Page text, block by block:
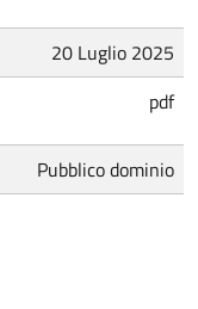
20 Luglio 2025
pdf
Pubblico dominio